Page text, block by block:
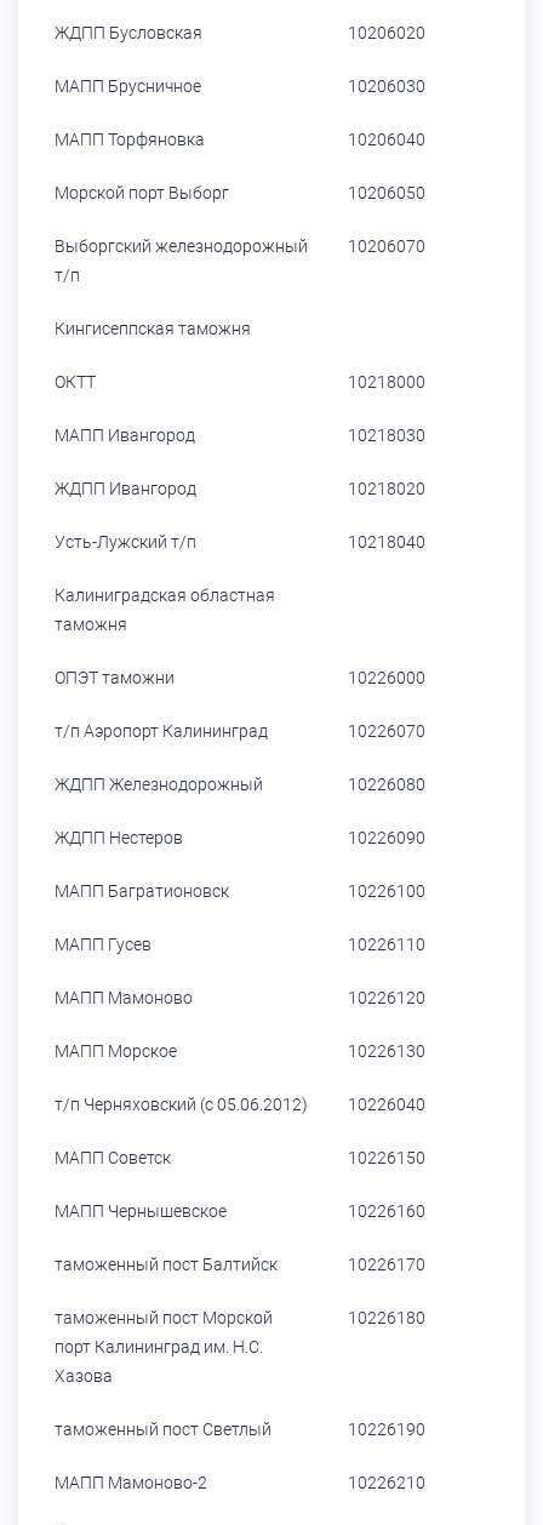
ЖДПП Бусловская 10206020
МАПП Брусничное 10206030
МАПП Торфяновка 10206040
Морской порт Выборг 10206050
Выборгский железнодорожный
т/п
10206070
Кингисеппская таможня
ОКТТ 10218000
МАПП Ивангород 10218030
ЖДПП Ивангород 10218020
Усть-Лужский т/п 10218040
Калиниградская областная
таможня
ОПЭТ таможни 10226000
т/п Аэропорт Калининград 10226070
ЖДПП Железнодорожный 10226080
ЖДПП Нестеров 10226090
МАПП Багратионовск 10226100
МАПП Гусев 10226110
МАПП Мамоново 10226120
МАПП Морское 10226130
т/п Черняховский (с 05.06.2012) 10226040
МАПП Советск 10226150
МАПП Чернышевское 10226160
таможенный пост Балтийск 10226170
таможенный пост Морской
порт Калининград им. Н.С.
Хазова
10226180
таможенный пост Светлый 10226190
МАПП Мамоново-2 10226210